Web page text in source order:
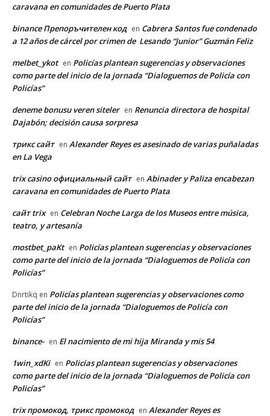
caravana en comunidades de Puerto Plata
binance Препоръчителен код en Cabrera Santos fue condenado
a 12 años de cárcel por crimen de Lesando “Junior” Guzmán Feliz
melbet_ykot en Policías plantean sugerencias y observaciones
como parte del inicio de la jornada “Dialoguemos de Policía con
Policías”
deneme bonusu veren siteler en Renuncia directora de hospital
Dajabón; decisión causa sorpresa
трикс сайт en Alexander Reyes es asesinado de varias puñaladas
en La Vega
trix casino официальный сайт en Abinader y Paliza encabezan
caravana en comunidades de Puerto Plata
сайт trix en Celebran Noche Larga de los Museos entre música,
teatro, y artesanía
mostbet_paKt en Policías plantean sugerencias y observaciones
como parte del inicio de la jornada “Dialoguemos de Policía con
Policías”
Dnrtikq en Policías plantean sugerencias y observaciones como
parte del inicio de la jornada “Dialoguemos de Policía con
Policías”
binance- en El nacimiento de mi hija Miranda y mis 54
1win_xdKi en Policías plantean sugerencias y observaciones
como parte del inicio de la jornada “Dialoguemos de Policía con
Policías”
trix промокод, трикс промокод en Alexander Reyes es